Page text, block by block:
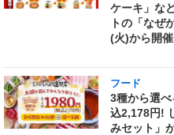
ケーキ」な
トの「なぜ
(火)から開催
フード
3種から選
込2,178円!
みセット」